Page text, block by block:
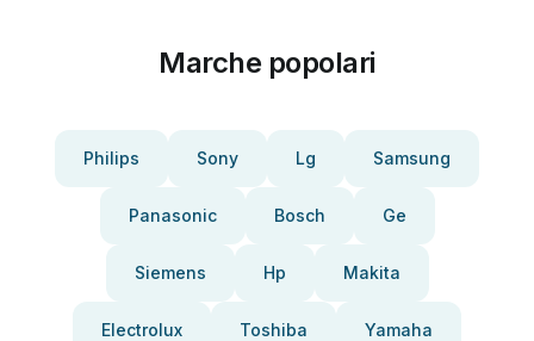
Marche popolari
Philips Sony Lg Samsung
Panasonic Bosch Ge
Siemens Hp Makita
Electrolux Toshiba Yamaha